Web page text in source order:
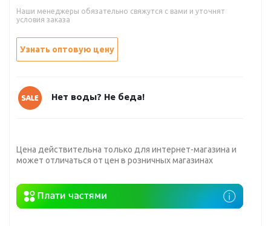
Наши менеджеры обязательно свяжутся с вами и уточнят
условия заказа
Узнать оптовую цену
Нет воды? Не беда!
Цена действительна только для интернет-магазина и
может отличаться от цен в розничных магазинах